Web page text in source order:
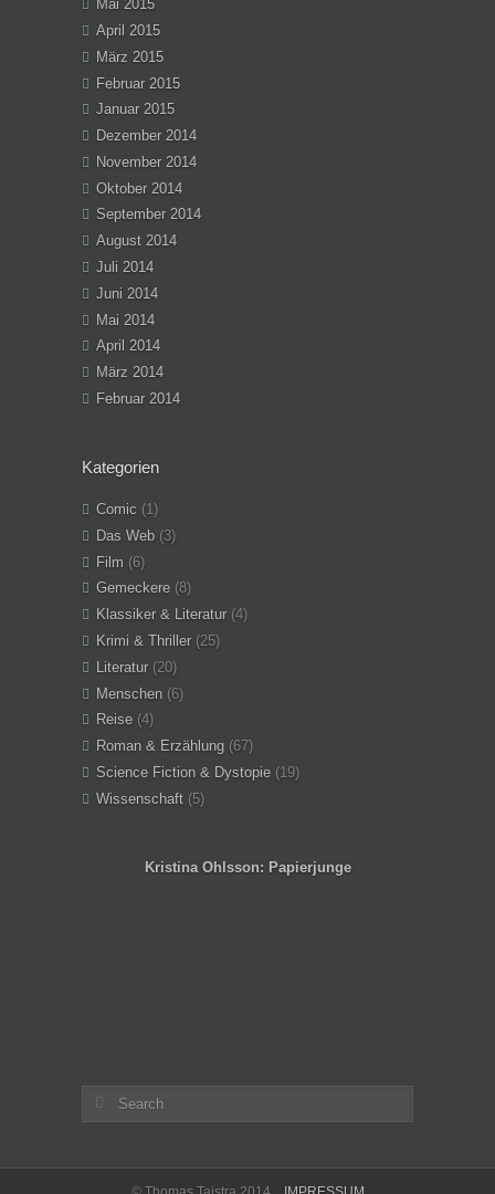
Mai 2015
April 2015
März 2015
Februar 2015
Januar 2015
Dezember 2014
November 2014
Oktober 2014
September 2014
August 2014
Juli 2014
Juni 2014
Mai 2014
April 2014
März 2014
Februar 2014
Kategorien
Comic (1)
Das Web (3)
Film (6)
Gemeckere (8)
Klassiker & Literatur (4)
Krimi & Thriller (25)
Literatur (20)
Menschen (6)
Reise (4)
Roman & Erzählung (67)
Science Fiction & Dystopie (19)
Wissenschaft (5)
Kristina Ohlsson: Papierjunge